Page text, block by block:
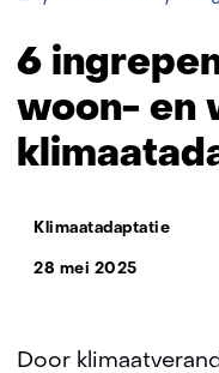
6
woon- en
Thema:
Klimaatadaptatie
28 mei 2025
Door